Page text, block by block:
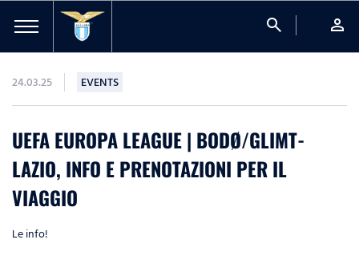
search person
24.03.25 EVENTS
UEFA EUROPA LEAGUE | BODØ/GLIMT-
LAZIO, INFO E PRENOTAZIONI PER IL
VIAGGIO
Le info!